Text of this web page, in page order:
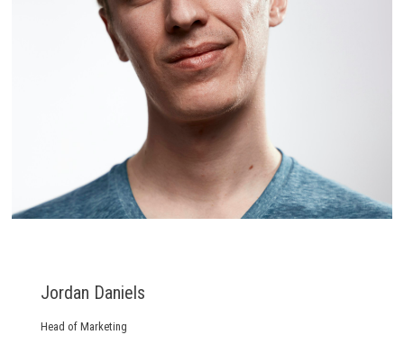
Jordan Daniels
Head of Marketing